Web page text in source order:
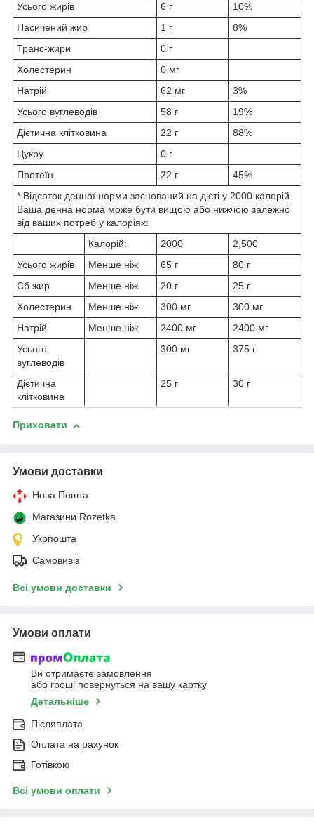
Усього жирів
6 г
10%
Насичений жир
1 г
8%
Транс-жири
0 г
Холестерин
0 мг
Натрій
62 мг
3%
Усього вуглеводів
58 г
19%
Дієтична клітковина
22 г
88%
Цукру
0 г
Протеїн
22 г
45%
* Відсоток денної норми заснований на дієті у 2000 калорій.
Ваша денна норма може бути вищою або нижчою залежно
від ваших потреб у калоріях:
Калорій:
2000
2,500
Усього жирів
Менше ніж 65 г
80 г
Сб жир
Менше ніж 20 г
25 г
Холестерин
Менше ніж 300 мг
300 мг
Натрій
Менше ніж 2400 мг
2400 мг
Усього
вуглеводів
300 мг 375 г
Дієтична
клітковина
25 г 30 г
Приховати
Умови доставки
Нова Пошта
Магазини Rozetka
Укрпошта
Самовивіз
Всі умови доставки
Умови оплати
Ви отримаєте замовлення
або гроші повернуться на вашу картку
Детальніше
Післяплата
Оплата на рахунок
Готівкою
Всі умови оплати